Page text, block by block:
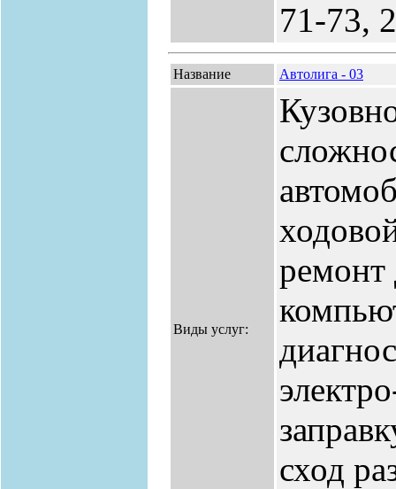
71-73,
Название Автолига - 03
Виды услуг:
ремонт
сход